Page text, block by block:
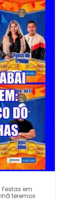
Festas em
teremos